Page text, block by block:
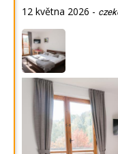
12 května 2026 -